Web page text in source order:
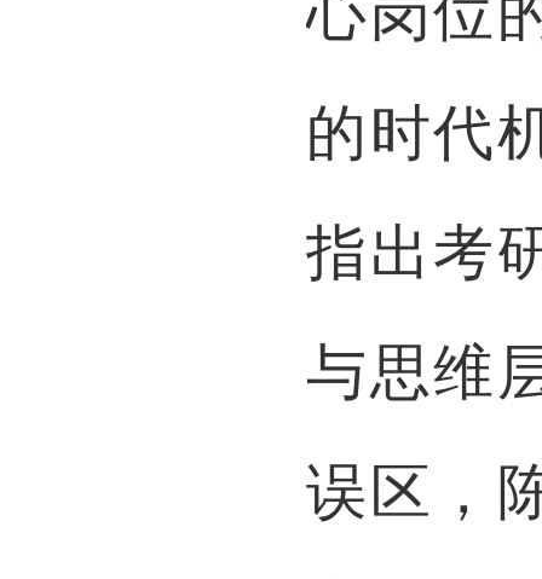
心岗位
的时代
指出考
与思维
误区，